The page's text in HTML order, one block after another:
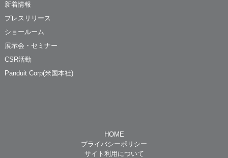
新着情報
プレスリリース
ショールーム
展示会・セミナー
CSR活動
Panduit Corp(米国本社)
HOME
プライバシーポリシー
サイト利用について